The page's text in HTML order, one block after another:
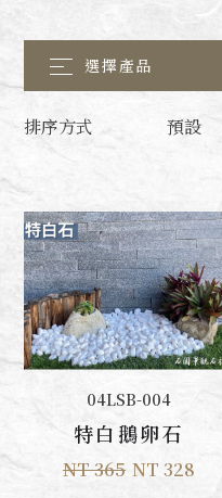
排序方式 預設
加入購物車
04LSB-004
特白鵝卵石
NT 365 NT 328